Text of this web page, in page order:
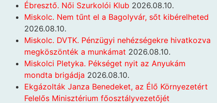
Ébresztő. Női Szurkolói Klub 2026.08.10.
Miskolc. Nem tűnt el a Bagolyvár, sőt kibérelheted
2026.08.10.
Miskolc. DVTK. Pénzügyi nehézségekre hivatkozva
megköszönték a munkámat 2026.08.10.
Miskolci Pletyka. Pékséget nyit az Anyukám
mondta brigádja 2026.08.10.
Ekgázolták Janza Benedeket, az Élő Környezetért
Felelős Minisztérium főosztályvezetőjét